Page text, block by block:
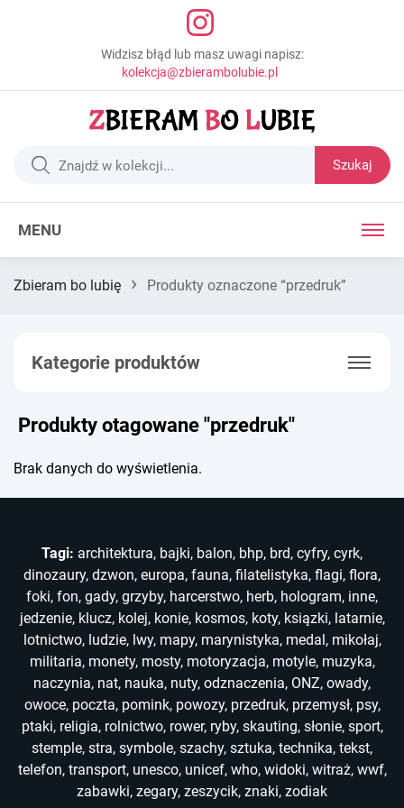
Widzisz błąd lub masz uwagi napisz:
kolekcja@zbierambolubie.pl
Szukaj
MENU
Zbieram bo lubię › Produkty oznaczone “przedruk”
Kategorie produktów
Produkty otagowane "przedruk"
Brak danych do wyświetlenia.
Tagi: architektura, bajki, balon, bhp, brd, cyfry, cyrk,
dinozaury, dzwon, europa, fauna, filatelistyka, flagi, flora,
foki, fon, gady, grzyby, harcerstwo, herb, hologram, inne,
jedzenie, klucz, kolej, konie, kosmos, koty, ksiązki, latarnie,
lotnictwo, ludzie, lwy, mapy, marynistyka, medal, mikołaj,
militaria, monety, mosty, motoryzacja, motyle, muzyka,
naczynia, nat, nauka, nuty, odznaczenia, ONZ, owady,
owoce, poczta, pomink, powozy, przedruk, przemysł, psy,
ptaki, religia, rolnictwo, rower, ryby, skauting, słonie, sport,
stemple, stra, symbole, szachy, sztuka, technika, tekst,
telefon, transport, unesco, unicef, who, widoki, witraż, wwf,
zabawki, zegary, zeszycik, znaki, zodiak